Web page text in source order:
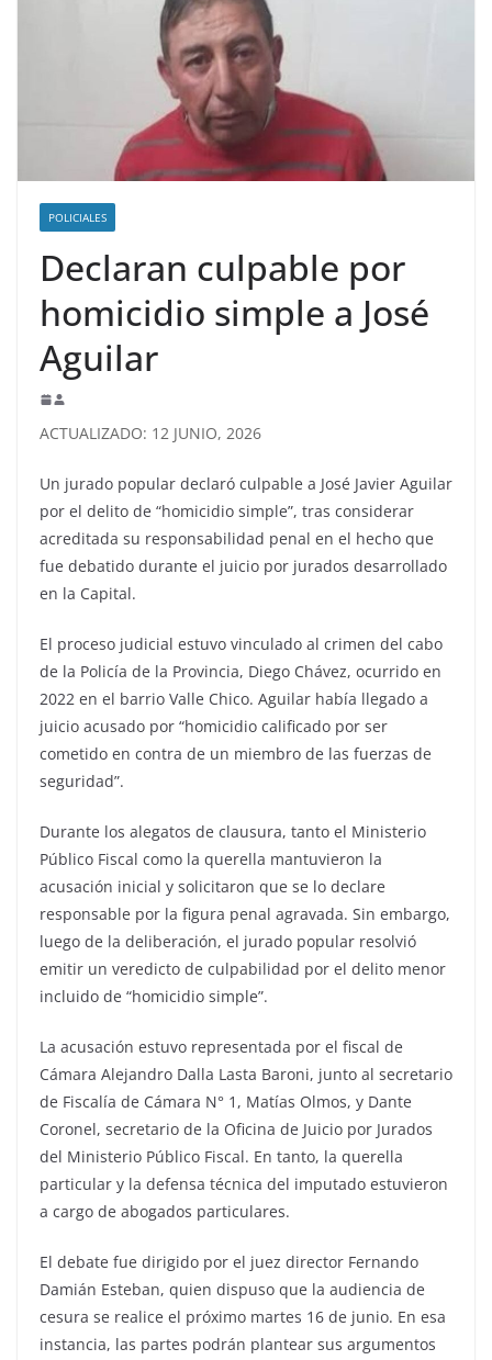
POLICIALES
Declaran culpable por
homicidio simple a José
Aguilar
ACTUALIZADO: 12 JUNIO, 2026
Un jurado popular declaró culpable a José Javier Aguilar
por el delito de “homicidio simple”, tras considerar
acreditada su responsabilidad penal en el hecho que
fue debatido durante el juicio por jurados desarrollado
en la Capital.
El proceso judicial estuvo vinculado al crimen del cabo
de la Policía de la Provincia, Diego Chávez, ocurrido en
2022 en el barrio Valle Chico. Aguilar había llegado a
juicio acusado por “homicidio calificado por ser
cometido en contra de un miembro de las fuerzas de
seguridad”.
Durante los alegatos de clausura, tanto el Ministerio
Público Fiscal como la querella mantuvieron la
acusación inicial y solicitaron que se lo declare
responsable por la figura penal agravada. Sin embargo,
luego de la deliberación, el jurado popular resolvió
emitir un veredicto de culpabilidad por el delito menor
incluido de “homicidio simple”.
La acusación estuvo representada por el fiscal de
Cámara Alejandro Dalla Lasta Baroni, junto al secretario
de Fiscalía de Cámara N° 1, Matías Olmos, y Dante
Coronel, secretario de la Oficina de Juicio por Jurados
del Ministerio Público Fiscal. En tanto, la querella
particular y la defensa técnica del imputado estuvieron
a cargo de abogados particulares.
El debate fue dirigido por el juez director Fernando
Damián Esteban, quien dispuso que la audiencia de
cesura se realice el próximo martes 16 de junio. En esa
instancia, las partes podrán plantear sus argumentos